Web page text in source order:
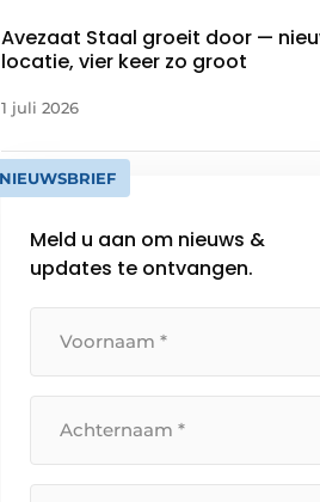
Avezaat Staal groeit door —
locatie, vier keer zo groot
1 juli 2026
NIEUWSBRIEF
Meld u aan om nieuws &
updates te ontvangen.